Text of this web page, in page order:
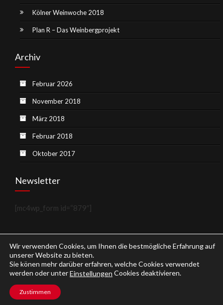
Kölner Weinwoche 2018
Plan R – Das Weinbergprojekt
Archiv
Februar 2026
November 2018
März 2018
Februar 2018
Oktober 2017
Newsletter
[mc4wp_form id=“879″]
Impressum
Wir verwenden Cookies, um Ihnen die bestmögliche Erfahrung auf
unserer Website zu bieten.
Sie könen mehr darüber erfahren, welche Cookies verwendet
werden oder unterEinstellungen Cookies deaktivieren.
Zustimmen